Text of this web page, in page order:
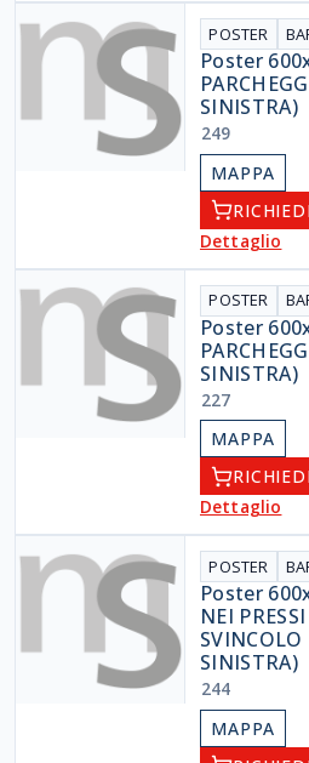
POSTER
Poster
SINISTRA)
249
MAPPA
Dettaglio
POSTER
Poster
SINISTRA)
227
MAPPA
Dettaglio
POSTER
Poster
NEI
SVINCOLO
SINISTRA)
244
MAPPA